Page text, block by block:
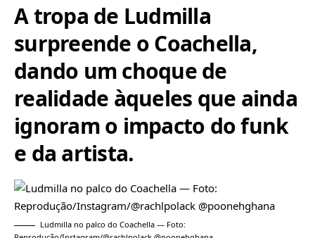
A tropa de Ludmilla
surpreende o Coachella,
dando um choque de
realidade àqueles que ainda
ignoram o impacto do funk
e da artista.
Ludmilla no palco do Coachella — Foto: